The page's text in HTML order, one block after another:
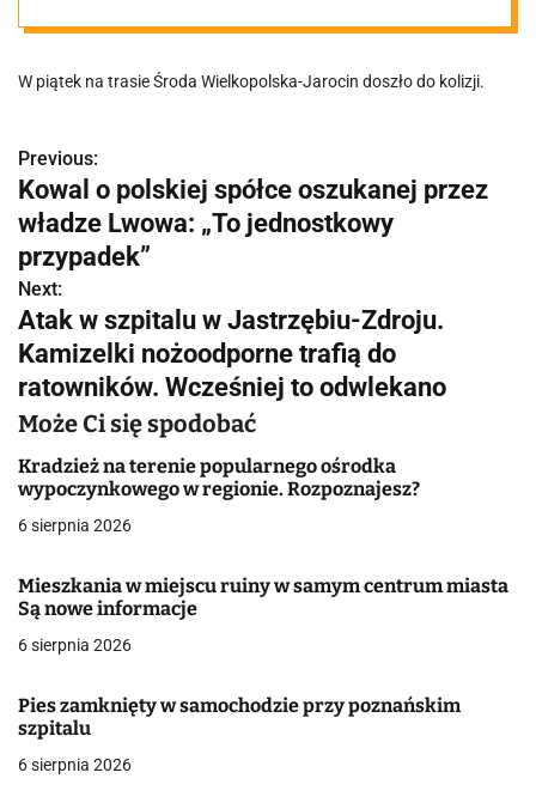
wpadło do
rowu. Droga
była
zablokowana
W piątek na trasie Środa Wielkopolska-Jarocin doszło do kolizji.
N
a
w
i
g
a
c
j
a
w
p
s
u
Previous:
Kowal o polskiej spółce oszukanej przez
władze Lwowa: „To jednostkowy
przypadek”
Next:
Atak w szpitalu w Jastrzębiu-Zdroju.
Kamizelki nożoodporne trafią do
ratowników. Wcześniej to odwlekano
Może Ci się spodobać
Kradzież na terenie popularnego ośrodka
wypoczynkowego w regionie. Rozpoznajesz?
6 sierpnia 2026
Mieszkania w miejscu ruiny w samym centrum miasta
Są nowe informacje
6 sierpnia 2026
Pies zamknięty w samochodzie przy poznańskim
szpitalu
6 sierpnia 2026